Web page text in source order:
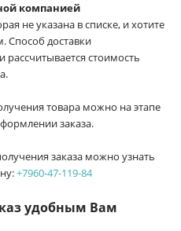
компанией
не указана в списке, и хотите
Способ доставки
рассчитывается стоимость
товара можно на этапе
заказа.
заказа можно узнать
+7960-47-119-84
удобным Вам